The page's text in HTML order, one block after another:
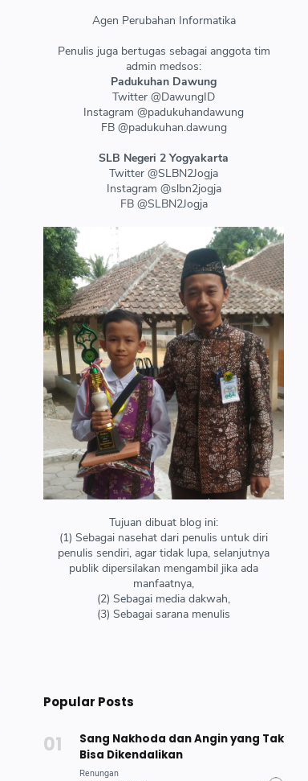
Agen Perubahan Informatika
Penulis juga bertugas sebagai anggota tim
admin medsos:
Padukuhan Dawung
Twitter @DawungID
Instagram @padukuhandawung
FB @padukuhan.dawung
SLB Negeri 2 Yogyakarta
Twitter @SLBN2Jogja
Instagram @slbn2jogja
FB @SLBN2Jogja
Tujuan dibuat blog ini:
(1) Sebagai nasehat dari penulis untuk diri
penulis sendiri, agar tidak lupa, selanjutnya
publik dipersilakan mengambil jika ada
manfaatnya,
(2) Sebagai media dakwah,
(3) Sebagai sarana menulis
Popular Posts
Sang Nakhoda dan Angin yang Tak
Bisa Dikendalikan